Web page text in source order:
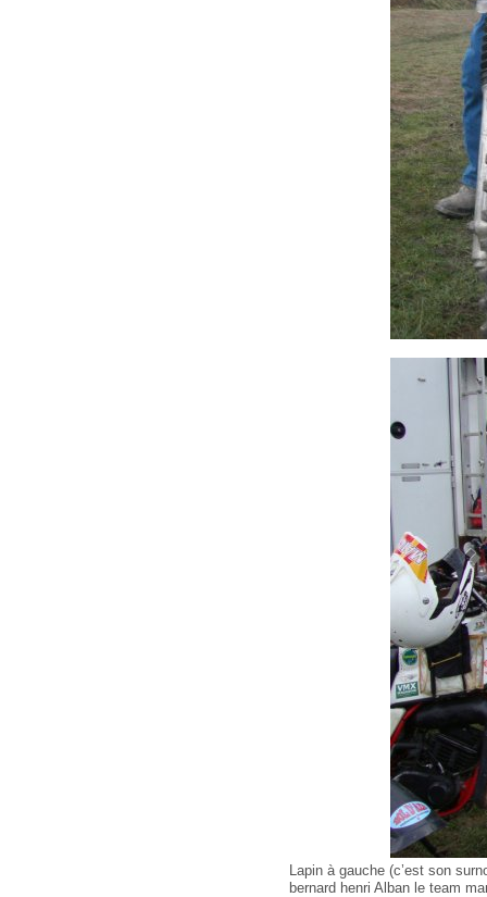
Lapin à gauche (c’est son
bernard henri Alban le team